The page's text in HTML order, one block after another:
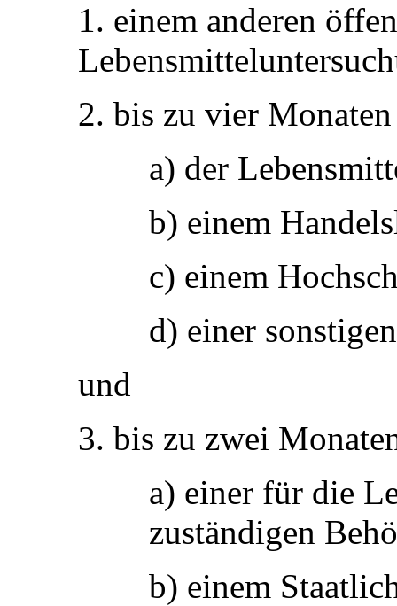
1. einem anderen
2. bis zu vier Monaten
a) der
b) einem
c) einem
d) einer
und
3. bis zu zwei
a) einer für die
zuständigen
b) einem